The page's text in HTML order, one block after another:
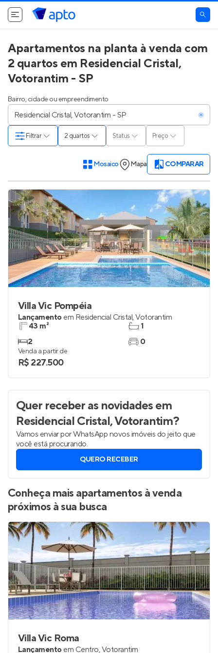
Apartamentos na planta à venda com
2 quartos em Residencial Cristal,
Votorantim - SP
Bairro, cidade ou empreendimento
2 quartos Status Preço
Filtrar
Mosaico Mapa COMPARAR
Villa Vic Pompéia
Lançamento em Residencial Cristal,Votorantim
43 m²
2
1
0
Venda a partir de
R$ 227.500
Quer receber as novidadesem
Residencial Cristal, Votorantim?
Vamos enviar por WhatsApp novos imóveis do jeito que
você está procurando.
QUERO RECEBER
Conheça mais apartamentos à venda
próximos à sua busca
Villa Vic Roma
Lançamento em Centro,Votorantim